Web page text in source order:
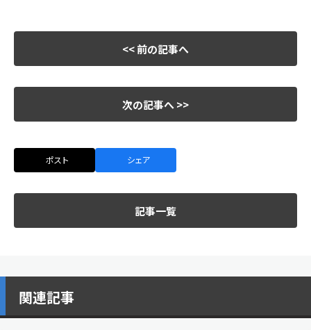
<< 前の記事へ
次の記事へ >>
ポスト シェア
記事一覧
関連記事